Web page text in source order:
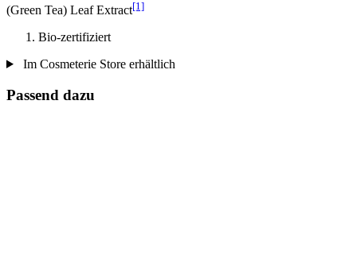
(Green Tea) Leaf Extract[1]
Bio-zertifiziert
Im Cosmeterie Store erhältlich
Passend dazu